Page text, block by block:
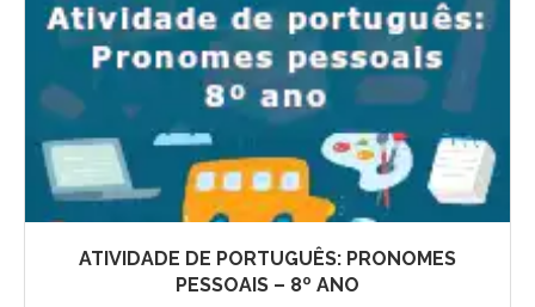
ATIVIDADE DE PORTUGUÊS: PRONOMES
PESSOAIS – 8º ANO